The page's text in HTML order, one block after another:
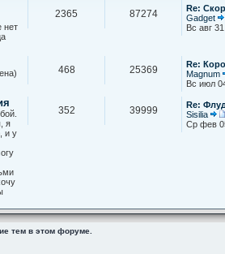
нет
2365 87274
Re:
Gadget
Вс авг
468 25369
Re:
Magnum
Вс июл
я
и у
352 39999
Re:
Sisilia
Ср фев
тем в этом форуме.